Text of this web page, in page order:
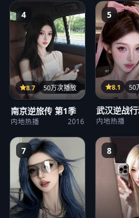
4
21集
8.7 50万次播放
南京逆旅传 第1季
内地热播 2016
5
8.1 50
武汉逆战
季
内地热播
7 8